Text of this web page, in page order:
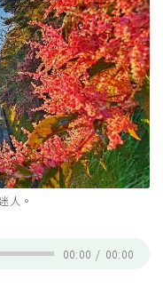
人。
00:00 / 00:00